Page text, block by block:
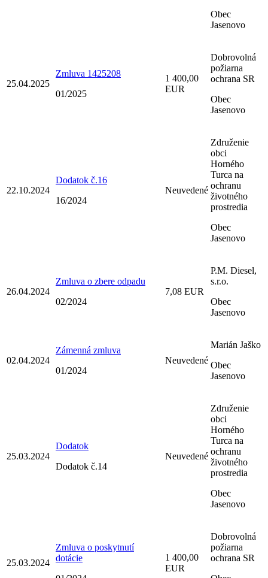
Obec
Jasenovo
25.04.2025
Zmluva 1425208
01/2025
1 400,00
EUR
Dobrovolná
požiarna
ochrana SR
Obec
Jasenovo
22.10.2024
Dodatok č.16
16/2024
Neuvedené
Združenie
obci
Horného
Turca na
ochranu
životného
prostredia
Obec
Jasenovo
26.04.2024
Zmluva o zbere odpadu
02/2024
7,08 EUR
P.M. Diesel,
s.r.o.
Obec
Jasenovo
02.04.2024
Zámenná zmluva
01/2024
Neuvedené
Marián Jaško
Obec
Jasenovo
25.03.2024
Dodatok
Dodatok č.14
Neuvedené
Združenie
obci
Horného
Turca na
ochranu
životného
prostredia
Obec
Jasenovo
25.03.2024
Zmluva o poskytnutí
dotácie
1 400,00
EUR
Dobrovolná
požiarna
ochrana SR